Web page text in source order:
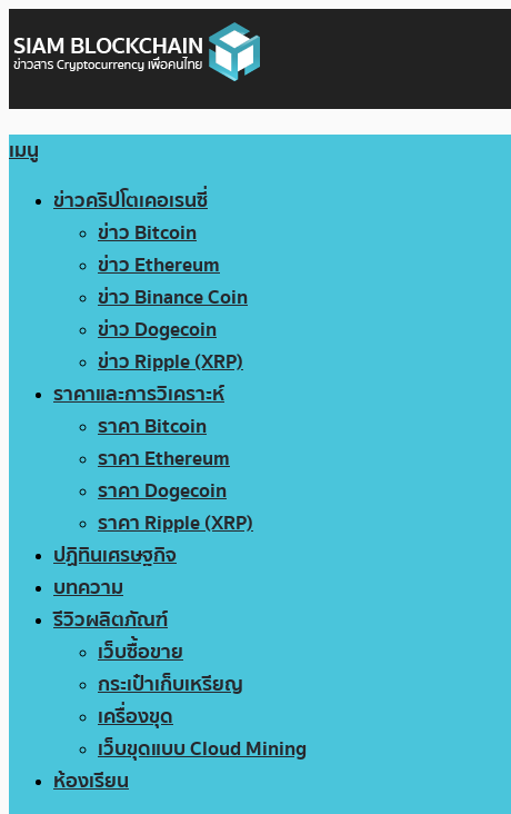
เมนู
ข่าวคริปโตเคอเรนซี่
ข่าว Bitcoin
ข่าว Ethereum
ข่าว Binance Coin
ข่าว Dogecoin
ข่าว Ripple (XRP)
ราคาและการวิเคราะห์
ราคา Bitcoin
ราคา Ethereum
ราคา Dogecoin
ราคา Ripple (XRP)
ปฏิทินเศรษฐกิจ
บทความ
รีวิวผลิตภัณฑ์
เว็บซื้อขาย
กระเป๋าเก็บเหรียญ
เครื่องขุด
เว็บขุดแบบ Cloud Mining
ห้องเรียน